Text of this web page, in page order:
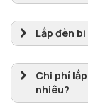
Lắp đèn
Chi phí
nhiêu?